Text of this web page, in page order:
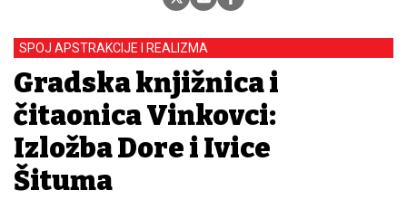
SPOJ APSTRAKCIJE I REALIZMA
Gradska knjižnica i
čitaonica Vinkovci:
Izložba Dore i Ivice
Šituma